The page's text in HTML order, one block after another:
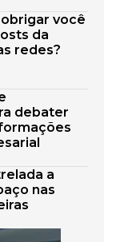
você
da
redes?
debater
a
nas